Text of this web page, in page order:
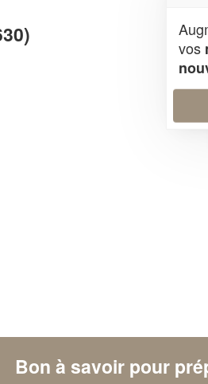
Bon à savoir pour
vos